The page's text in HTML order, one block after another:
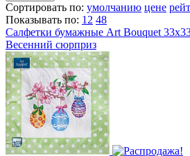
Сортировать по: умолчанию цене
Показывать по: 12 48
Салфетки бумажные Art Bouquet
Весенний сюрприз